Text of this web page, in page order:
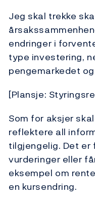
Jeg skal trekke
endringer i
type investering,
pengemarkedet
[Plansje:
Som for aksjer
reflektere all
tilgjengelig. Det er
vurderinger eller
eksempel om
en kursendring.